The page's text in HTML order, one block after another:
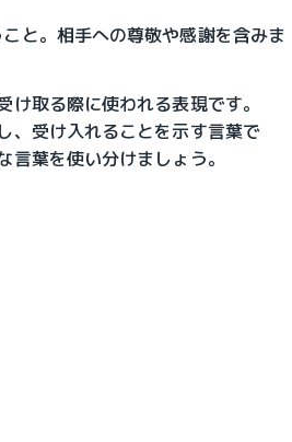
と。相手への尊敬や感謝を含みま
取る際に使われる表現です。
、受け入れることを示す言葉で
葉を使い分けましょう。